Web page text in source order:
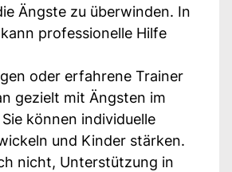
Ängste zu überwinden. In
professionelle Hilfe
oder erfahrene Trainer
gezielt mit Ängsten im
können individuelle
und Kinder stärken.
nicht, Unterstützung in